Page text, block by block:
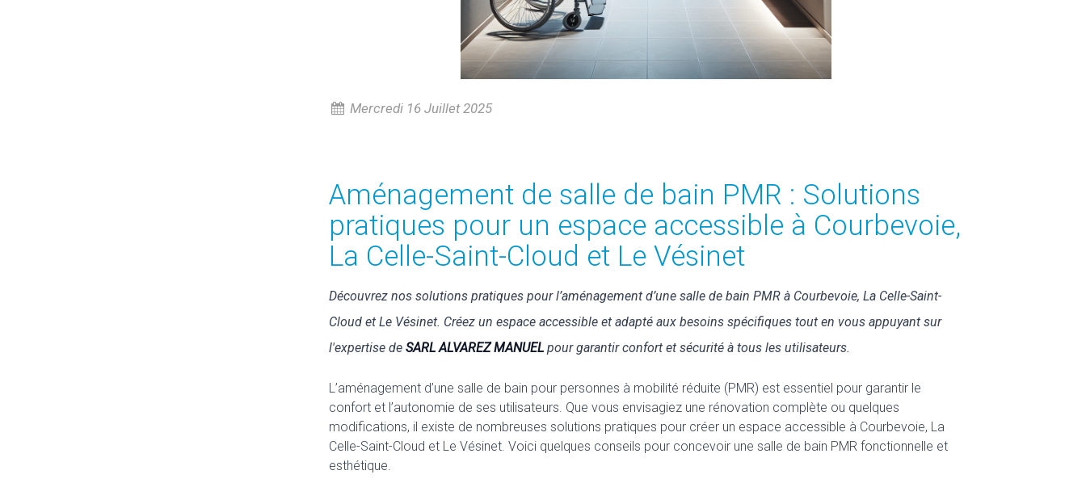
Mercredi 16 Juillet 2025
Aménagement de salle de bain PMR : Solutions
pratiques pour un espace accessible à Courbevoie,
La Celle-Saint-Cloud et Le Vésinet
Découvrez nos solutions pratiques pour l’aménagement d’une salle de bain PMR à Courbevoie, La Celle-Saint-
Cloud et Le Vésinet. Créez un espace accessible et adapté aux besoins spécifiques tout en vous appuyant sur
l'expertise de SARL ALVAREZ MANUELpour garantir confort et sécurité à tous les utilisateurs.
L’aménagement d’une salle de bain pour personnes à mobilité réduite (PMR) est essentiel pour garantir le
confort et l’autonomie de ses utilisateurs. Que vous envisagiez une rénovation complète ou quelques
modifications, il existe de nombreuses solutions pratiques pour créer un espace accessible à Courbevoie, La
Celle-Saint-Cloud et Le Vésinet. Voici quelques conseils pour concevoir une salle de bain PMR fonctionnelle et
esthétique.